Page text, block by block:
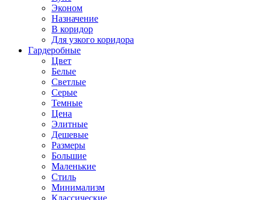
Эконом
Назначение
В коридор
Для узкого коридора
Гардеробные
Цвет
Белые
Светлые
Серые
Темные
Цена
Элитные
Дешевые
Размеры
Большие
Маленькие
Стиль
Минимализм
Классические